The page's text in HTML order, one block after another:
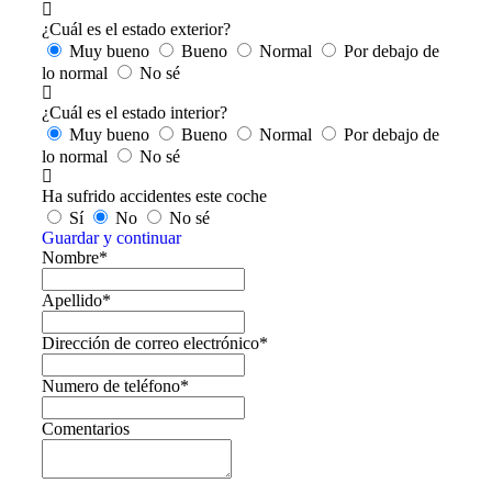
¿Cuál es el estado exterior?
Muy bueno
Bueno Normal
Por debajo de
lo normal
No sé
¿Cuál es el estado interior?
Muy bueno
Bueno Normal
Por debajo de
lo normal
No sé
Ha sufrido accidentes este coche
Sí
No
No sé
Guardar y continuar
Nombre*
Apellido*
Dirección de correo electrónico*
Numero de teléfono*
Comentarios